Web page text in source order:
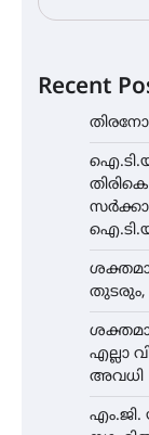
Recent
തുടരും,
എല്ലാ
അവധി
എം.ജി.